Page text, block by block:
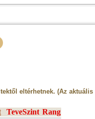
eltérhetnek. (Az aktuális
TeveSzint Rang